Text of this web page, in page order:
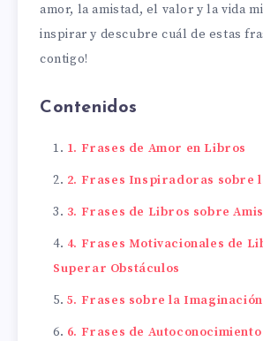
amor, la amistad, el valor y la vida
inspirar y descubre cuál de estas
contigo!
Contenidos
1. Frases de Amor en Libros
2. Frases Inspiradoras sobre
3. Frases de Libros sobre
4. Frases Motivacionales de
Superar Obstáculos
5. Frases sobre la Imaginación
6. Frases de